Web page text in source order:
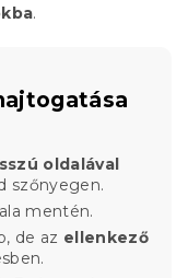
.
oldalával
szőnyegen.
mentén.
de az ellenkező